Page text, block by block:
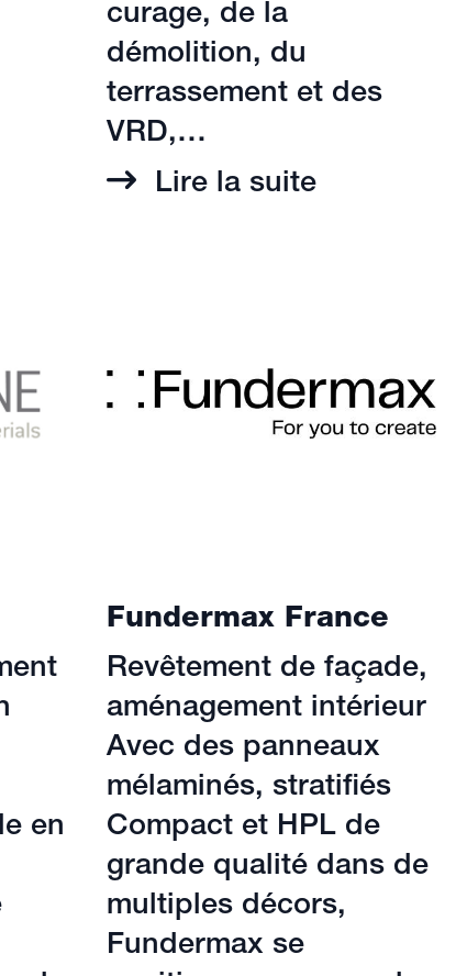
curage, de la
démolition, du
terrassement et des
VRD,…
Lire la suite
en
Fundermax France
Revêtement de façade,
aménagement intérieur
Avec des panneaux
mélaminés, stratifiés
Compact et HPL de
grande qualité dans de
multiples décors,
Fundermax se